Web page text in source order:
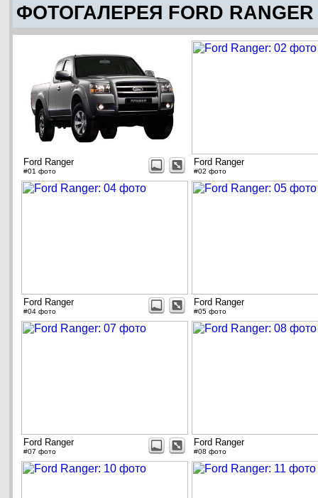
ФОТОГАЛЕРЕЯ FORD RANGER
Ford Ranger
#01 фото
Ford Ranger
#02 фото
Ford Ranger
#04 фото
Ford Ranger
#05 фото
Ford Ranger
#07 фото
Ford Ranger
#08 фото